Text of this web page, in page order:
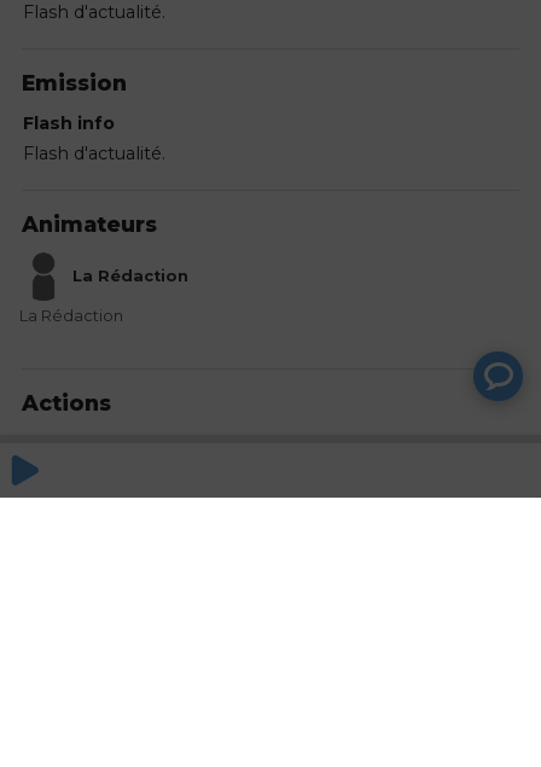
Flash d'actualité.
Emission
Flash info
Flash d'actualité.
Animateurs
La Rédaction
La Rédaction
Actions